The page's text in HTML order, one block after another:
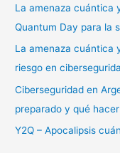
o
r
:
La amenaza cuántica
Quantum Day para la
La amenaza cuántica
riesgo en
Ciberseguridad en
preparado y qué
Y2Q – Apocalipsis